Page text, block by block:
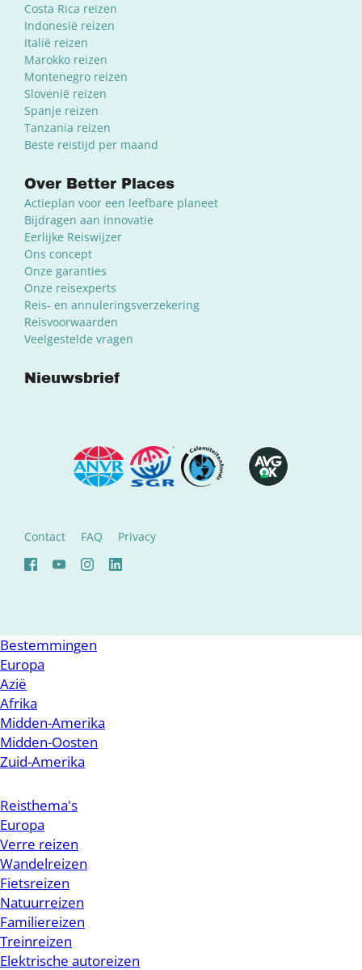
Costa Rica reizen
Indonesië reizen
Italië reizen
Marokko reizen
Montenegro reizen
Slovenië reizen
Spanje reizen
Tanzania reizen
Beste reistijd per maand
Over Better Places
Actieplan voor een leefbare planeet
Bijdragen aan innovatie
Eerlijke Reiswijzer
Ons concept
Onze garanties
Onze reisexperts
Reis- en annuleringsverzekering
Reisvoorwaarden
Veelgestelde vragen
Nieuwsbrief
Contact FAQ Privacy
Bestemmingen
Europa
Azië
Afrika
Midden-Amerika
Midden-Oosten
Zuid-Amerika
Reisthema's
Europa
Verre reizen
Wandelreizen
Fietsreizen
Natuurreizen
Familiereizen
Treinreizen
Elektrische autoreizen